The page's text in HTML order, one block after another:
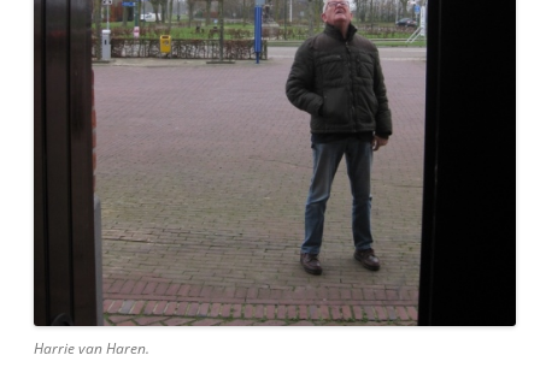
Harrie van Haren.